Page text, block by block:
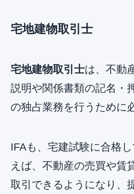
宅地建物取引士
宅地建物取引士は、不動
説明や関係書類の記名・
の独占業務を行うために
IFAも、宅建試験に合格
えば、不動産の売買や賃
取引できるようになり、